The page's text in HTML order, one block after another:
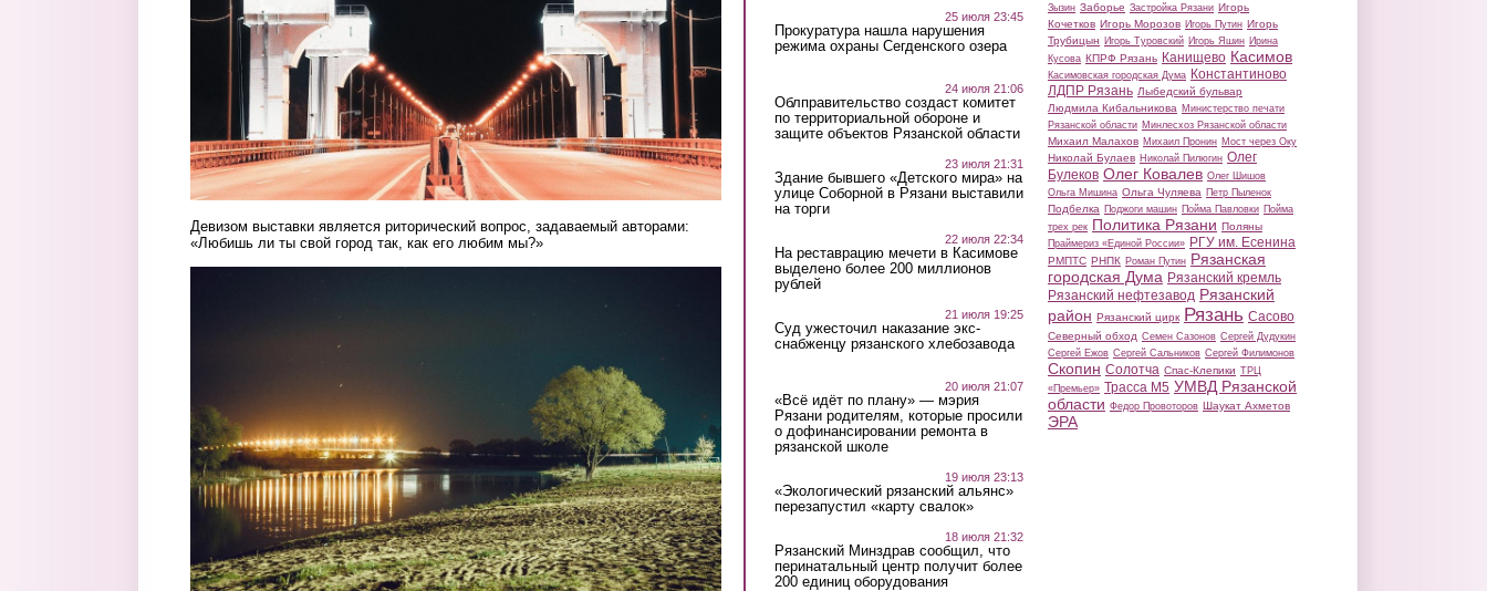
Девизом выставки является риторический вопрос, задаваемый авторами:
«Любишь ли ты свой город так, как его любим мы?»
25 июля 23:45
Прокуратура нашла нарушения
режима охраны Сегденского озера
24 июля 21:06
Облправительство создаст комитет
по территориальной обороне и
защите объектов Рязанской области
23 июля 21:31
Здание бывшего «Детского мира» на
улице Соборной в Рязани выставили
на торги
22 июля 22:34
На реставрацию мечети в Касимове
выделено более 200 миллионов
рублей
21 июля 19:25
Суд ужесточил наказание экс-
снабженцу рязанского хлебозавода
20 июля 21:07
«Всё идёт по плану» — мэрия
Рязани родителям, которые просили
о дофинансировании ремонта в
рязанской школе
19 июля 23:13
«Экологический рязанский альянс»
перезапустил «карту свалок»
18 июля 21:32
Рязанский Минздрав сообщил, что
перинатальный центр получит более
200 единиц оборудования
Зызин Заборье Застройка Рязани Игорь
Кочетков Игорь Морозов Игорь Путин Игорь
Трубицын Игорь Туровский Игорь Яшин Ирина
Кусова КПРФ Рязань Канищево Касимов
Касимовская городская Дума Константиново
ЛДПР Рязань Лыбедский бульвар
Людмила Кибальникова Министерство печати
Рязанской области Минлесхоз Рязанской области
Михаил Малахов Михаил Пронин Мост через Оку
Николай Булаев Николай Пилюгин Олег
Булеков Олег Ковалев Олег Шишов
Ольга Мишина Ольга Чуляева Петр Пыленок
Подбелка Поджоги машин Пойма Павловки Пойма
трех рек Политика Рязани Поляны
Праймериз «Единой России» РГУ им. Есенина
РМПТС РНПК Роман Путин Рязанская
городская Дума Рязанский кремль
Рязанский нефтезавод Рязанский
район Рязанский цирк Рязань Сасово
Северный обход Семен Сазонов Сергей Дудукин
Сергей Ежов Сергей Сальников Сергей Филимонов
Скопин Солотча Спас-Клепики ТРЦ
«Премьер» Трасса М5 УМВД Рязанской
области Федор Провоторов Шаукат Ахметов
ЭРА